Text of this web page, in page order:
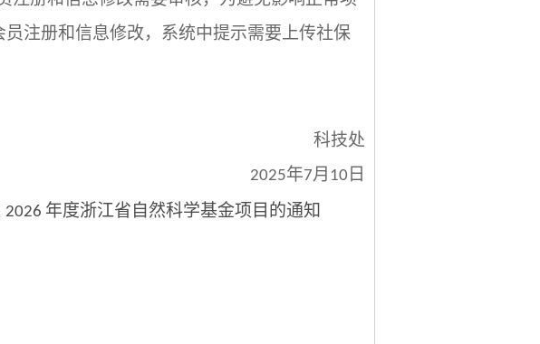
员注册和信息修改，系统中提示需要上传社保
科技处
2025年7月 10 日
2026 年度浙江省自然科学基金项目的通知